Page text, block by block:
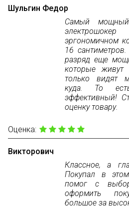
Шульгин Федор
Самый
эргономичном
16
разряд еще
которые
только видят
куда. То
эффективный!
оценку товару.
Оценка:
Викторович
Классное, а
Покупал в
помог с
оформить
большое за